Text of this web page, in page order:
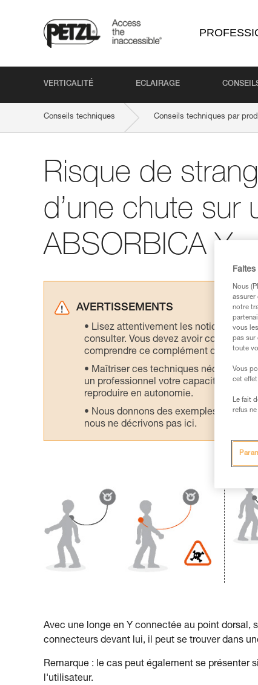
VERTICALITÉ ECLAIRAGE
Conseils techniques Conseils techniques par
Risque de
d’une chute sur
ABSORBICA Y
AVERTISSEMENTS
Lisez attentivement les notices
consulter. Vous devez avoir compris
comprendre ce complément
Maîtriser ces techniques nécessite
un professionnel votre capacité à
reproduire en autonomie.
Nous donnons des exemples de
nous ne décrivons pas ici.
Avec une longe en Y connectée au point dorsal,
connecteurs devant lui, il peut se trouver dans
Remarque : le cas peut également se présenter
l'utilisateur.
Nous
assurer
notre
vous
pas sur
toute
Vous
cet
Le fait
refus